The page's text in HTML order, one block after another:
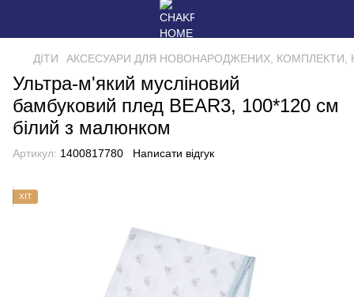
ДІТИ АКСЕСУАРИ ДЛЯ НОВОНАРОДЖЕНИХ,
Ультра-м'який мусліновий
бамбуковий плед BEAR3, 100*120 см
білий з малюнком
Артикул: 1400817780 Написати відгук
ХІТ